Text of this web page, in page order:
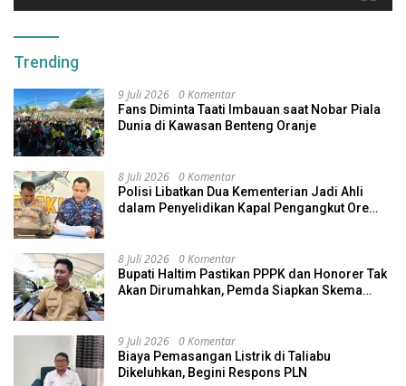
Trending
9 Juli 2026 0 Komentar
Fans Diminta Taati Imbauan saat Nobar Piala
Dunia di Kawasan Benteng Oranje
8 Juli 2026 0 Komentar
Polisi Libatkan Dua Kementerian Jadi Ahli
dalam Penyelidikan Kapal Pengangkut Ore
8 Juli 2026 0 Komentar
Bupati Haltim Pastikan PPPK dan Honorer Tak
Akan Dirumahkan, Pemda Siapkan Skema
9 Juli 2026 0 Komentar
Biaya Pemasangan Listrik di Taliabu
Dikeluhkan, Begini Respons PLN